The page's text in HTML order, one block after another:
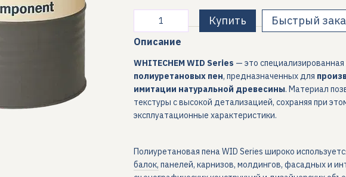
Купить Быстрый
Описание
WHITECHEM WID Series — это специализированная
полиуретановых пен, предназначенных для
имитации натуральной древесины. Материал
текстуры с высокой детализацией, сохраняя при
эксплуатационные характеристики.
Полиуретановая пена WID Series широко
балок, панелей, карнизов, молдингов, фасадных и